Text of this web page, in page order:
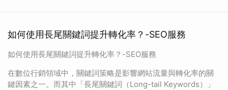
如何使用長尾關鍵詞提升轉化率？-SEO服務
如何使用長尾關鍵詞提升轉化率？-SEO服務
在數位行銷領域中，關鍵詞策略是影響網站流量與轉化率的關
鍵因素之一。而其中「長尾關鍵詞（Long-tail Keywords）」